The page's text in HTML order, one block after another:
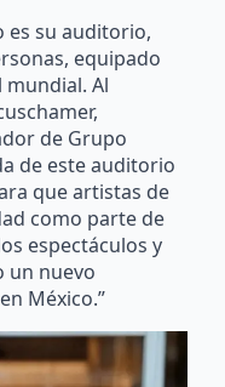
es su auditorio,
equipado
Al
de Grupo
de este auditorio
que artistas de
como parte de
espectáculos y
un nuevo
México.”